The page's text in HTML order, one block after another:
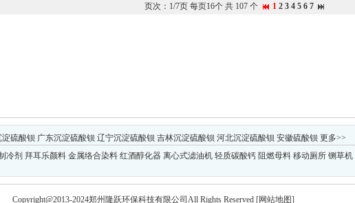
页次：1/7页 每页16个 共 107 个 1 2 3 4 5 6 7
硫酸钡 广东沉淀硫酸钡 辽宁沉淀硫酸钡 吉林沉淀硫酸钡 河北沉淀硫酸钡 安徽硫酸钡 更多>>
冷剂 拜耳乐颜料 金属络合染料 红酒醇化器 离心式滤油机 轻质碳酸钙 阻燃母料 移动厕所 铡草机
Copyright@2013-2024郑州隆跃环保科技有限公司All Rights Reserved [网站地图]